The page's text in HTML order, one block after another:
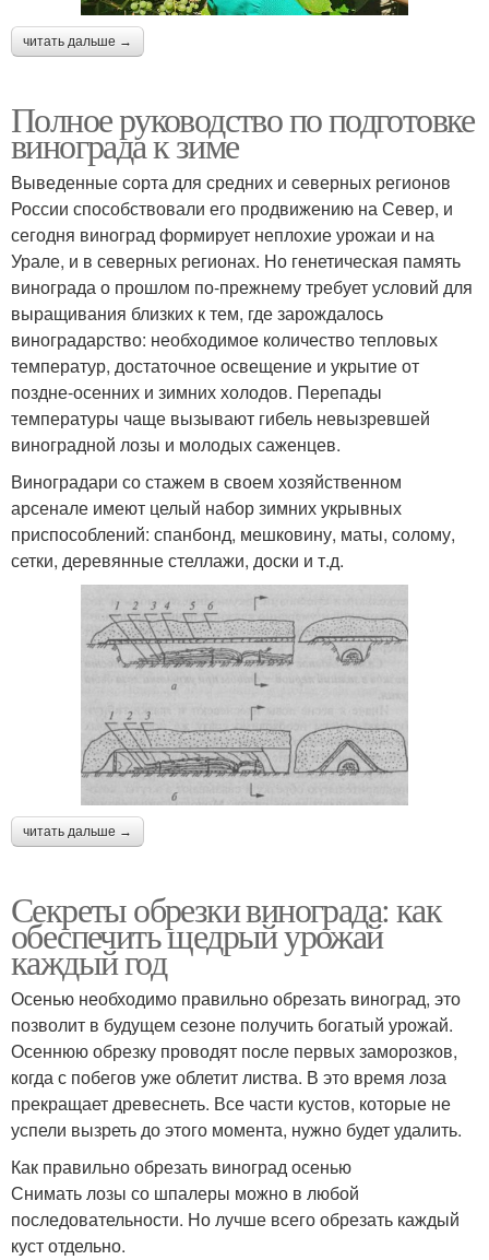
читать дальше →
Полное руководство по подготовке
винограда к зиме
Выведенные сорта для средних и северных регионов
России способствовали его продвижению на Север, и
сегодня виноград формирует неплохие урожаи и на
Урале, и в северных регионах. Но генетическая память
винограда о прошлом по-прежнему требует условий для
выращивания близких к тем, где зарождалось
виноградарство: необходимое количество тепловых
температур, достаточное освещение и укрытие от
поздне-осенних и зимних холодов. Перепады
температуры чаще вызывают гибель невызревшей
виноградной лозы и молодых саженцев.
Виноградари со стажем в своем хозяйственном
арсенале имеют целый набор зимних укрывных
приспособлений: спанбонд, мешковину, маты, солому,
сетки, деревянные стеллажи, доски и т.д.
читать дальше →
Секреты обрезки винограда: как
обеспечить щедрый урожай
каждый год
Осенью необходимо правильно обрезать виноград, это
позволит в будущем сезоне получить богатый урожай.
Осеннюю обрезку проводят после первых заморозков,
когда с побегов уже облетит листва. В это время лоза
прекращает древеснеть. Все части кустов, которые не
успели вызреть до этого момента, нужно будет удалить.
Как правильно обрезать виноград осенью
Снимать лозы со шпалеры можно в любой
последовательности. Но лучше всего обрезать каждый
куст отдельно.